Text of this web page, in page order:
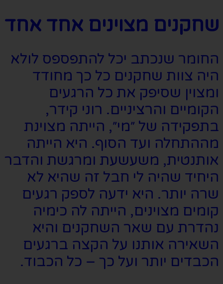
שחקנים מצוינים אחד אחד
החומר שנכתב יכל להתפספס לולא
היה צוות שחקנים כל כך מחודד
ומצוין שסיפק את כל הרגעים
הקומיים והרציניים. רוני קידר,
בתפקידה של ״מי״, הייתה מצוינת
מההתחלה ועד הסוף. היא הייתה
אותנטית, משעשעת ומרגשת והדבר
היחיד שהיה לי חבל זה שהיא לא
שרה יותר. היא ידעה לספק רגעים
קומים מצוינים, הייתה לה כימיה
נהדרת עם שאר השחקנים והיא
השאירה אותנו על הקצה ברגעים
הכבדים יותר ועל כך – כל הכבוד.